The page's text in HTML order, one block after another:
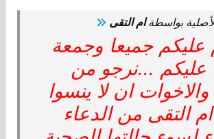
بواسطةام التقى
عليكم جميعا وجمعة
عليكم ...نرجو من
والاخوات ان لا ينسوا
التقى من الدعاء